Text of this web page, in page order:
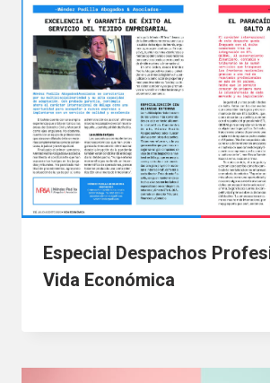
Especial Despachos
Vida Económica